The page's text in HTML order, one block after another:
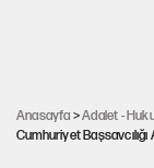
Anasayfa >Adalet -
Cumhuriyet